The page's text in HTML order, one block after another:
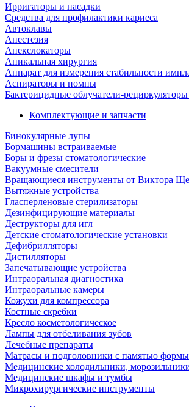
Ирригаторы и насадки
Средства для профилактики кариеса
Автоклавы
Анестезия
Апекслокаторы
Апикальная хирургия
Аппарат для измерения стабильности
Аспираторы и помпы
Бактерицидные облучатели-
Комплектующие и запчасти
Бинокулярные лупы
Бормашины встраиваемые
Боры и фрезы стоматологические
Вакуумные смесители
Вращающиеся инструменты от Виктора
Вытяжные устройства
Гласперленовые стерилизаторы
Дезинфицирующие материалы
Деструкторы для игл
Детские стоматологические установки
Дефибрилляторы
Дистилляторы
Запечатывающие устройства
Интраоральная диагностика
Интраоральные камеры
Кожухи для компрессора
Костные скребки
Кресло косметологическое
Лампы для отбеливания зубов
Лечебные препараты
Матрасы и подголовники с памятью
Медицинские холодильники,
Медицинские шкафы и тумбы
Микрохирургические инструменты